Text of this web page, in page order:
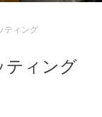
ティング
ティング